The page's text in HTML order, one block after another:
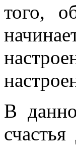
того,
В